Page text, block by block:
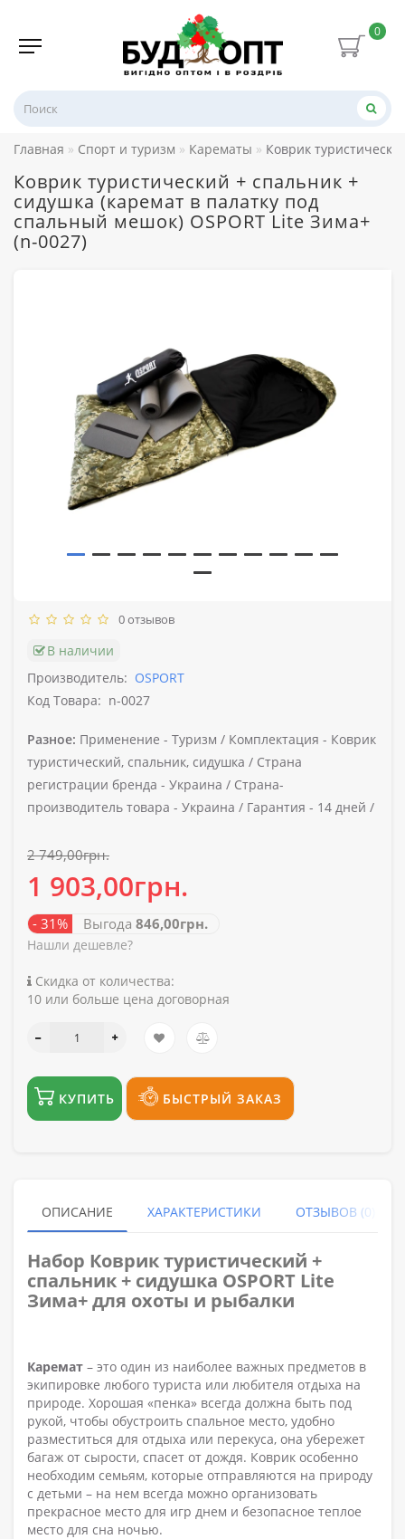
0
Главная Спорт и туризм Карематы Коврик
Коврик туристический + спальник +
сидушка (каремат в палатку под
спальный мешок) OSPORT Lite Зима+
(n-0027)
0 отзывов
В наличии
Производитель: OSPORT
Код Товара: n-0027
Разное: Применение - Туризм / Комплектация - Коврик
туристический, спальник, сидушка / Страна
регистрации бренда - Украина / Страна-
производитель товара - Украина / Гарантия - 14 дней /
2 749,00грн.
1 903,00грн.
- 31% Выгода 846,00грн.
Нашли дешевле?
Скидка от количества:
10 или больше цена договорная
КУПИТЬ БЫСТРЫЙ ЗАКАЗ
ОПИСАНИЕ ХАРАКТЕРИСТИКИ ОТЗЫВОВ (0)
Набор Коврик туристический +
спальник + сидушка OSPORT Lite
Зима+ для охоты и рыбалки
Каремат – это один из наиболее важных предметов в
экипировке любого туриста или любителя отдыха на
природе. Хорошая «пенка» всегда должна быть под
рукой, чтобы обустроить спальное место, удобно
разместиться для отдыха или перекуса, она убережет
багаж от сырости, спасет от дождя. Коврик особенно
необходим семьям, которые отправляются на природу
с детьми – на нем всегда можно организовать
прекрасное место для игр днем и безопасное теплое
место для сна ночью.